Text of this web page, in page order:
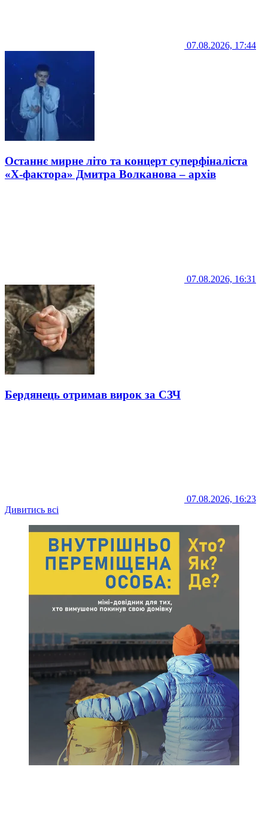
07.08.2026, 17:44
Останнє мирне літо та концерт суперфіналіста
«Х-фактора» Дмитра Волканова – архів
07.08.2026, 16:31
Бердянець отримав вирок за СЗЧ
07.08.2026, 16:23
Дивитись всі